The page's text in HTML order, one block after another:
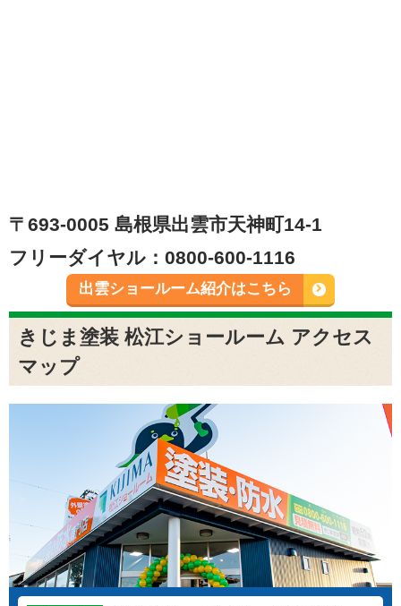
〒693-0005 島根県出雲市天神町14-1
フリーダイヤル：0800-600-1116
出雲ショールーム紹介はこちら
きじま塗装 松江ショールーム アクセス
マップ